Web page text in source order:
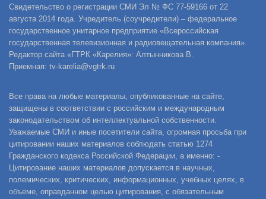
Свидетельство о регистрации СМИ Эл № ФС 77-59166 от 22
августа 2014 года. Учредитель (соучредители) – федеральное
государственное унитарное предприятие «Всероссийская
государственная телевизионная и радиовещательная компания».
Редактор сайта «ГТРК «Карелия»: Алтынникова В.
Приемная: tv-karelia@vgtrk.ru
Все права на любые материалы, опубликованные на сайте,
защищены в соответствии с российским и международным
законодательством об интеллектуальной собственности.
Уважаемые СМИ и иные посетители сайта, огромная просьба при
цитировании наших материалов соблюдать статью 1274
Гражданского кодекса Российской Федерации, а именно: -
Цитирование наших материалов допускается в научных,
полемических, критических, информационных, учебных целях, в
объеме, оправданном целью цитирования, с обязательным